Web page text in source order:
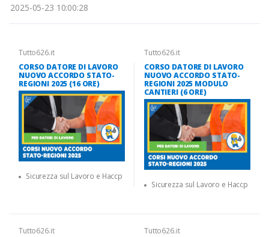
2025-05-23 10:00:28
Tutto626.it
CORSO DATORE DI LAVORO
NUOVO ACCORDO STATO-
REGIONI 2025 (16 ORE)
Sicurezza sul Lavoro e Haccp
Tutto626.it
CORSO DATORE DI LAVORO
NUOVO ACCORDO STATO-
REGIONI 2025 MODULO
CANTIERI (6 ORE)
Sicurezza sul Lavoro e Haccp
Tutto626.it
Tutto626.it